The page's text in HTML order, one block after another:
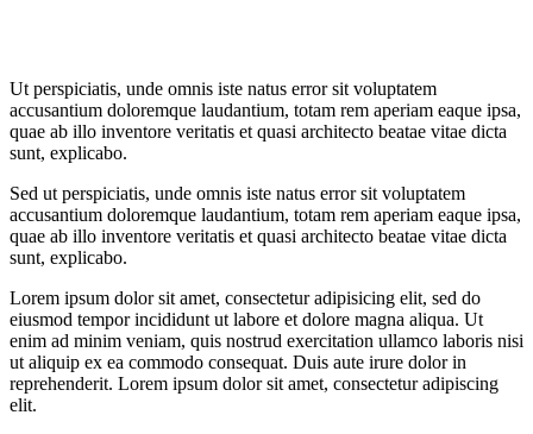
Ut perspiciatis, unde omnis iste natus error sit voluptatem
accusantium doloremque laudantium, totam rem aperiam eaque ipsa,
quae ab illo inventore veritatis et quasi architecto beatae vitae dicta
sunt, explicabo.
Sed ut perspiciatis, unde omnis iste natus error sit voluptatem
accusantium doloremque laudantium, totam rem aperiam eaque ipsa,
quae ab illo inventore veritatis et quasi architecto beatae vitae dicta
sunt, explicabo.
Lorem ipsum dolor sit amet, consectetur adipisicing elit, sed do
eiusmod tempor incididunt ut labore et dolore magna aliqua. Ut
enim ad minim veniam, quis nostrud exercitation ullamco laboris nisi
ut aliquip ex ea commodo consequat. Duis aute irure dolor in
reprehenderit. Lorem ipsum dolor sit amet, consectetur adipiscing
elit.